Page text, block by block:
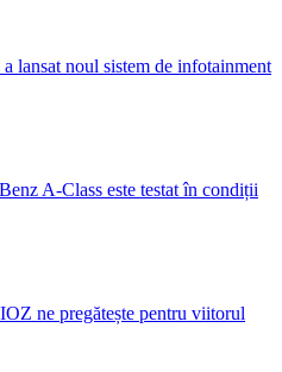
lansat noul sistem de infotainment
A-Class este testat în condiții
ne pregătește pentru viitorul